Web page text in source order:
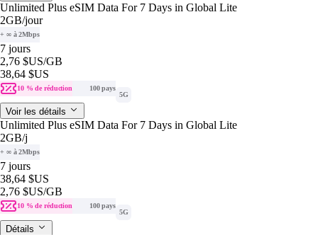
Unlimited Plus eSIM Data For 7 Days in Global Lite
2GB/jour
+ ∞ à 2Mbps
7 jours
2,76 $US/GB
38,64 $US
10 % de réduction
100 pays
5G
Voir les détails
Unlimited Plus eSIM Data For 7 Days in Global Lite
2GB/j
+ ∞ à 2Mbps
7 jours
38,64 $US
2,76 $US/GB
10 % de réduction
100 pays
5G
Détails